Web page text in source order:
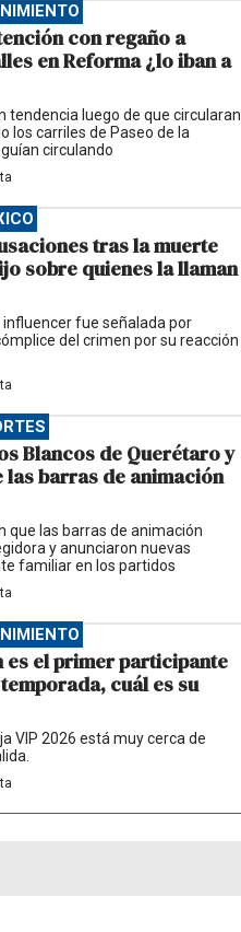
con regaño a
en Reforma ¿lo iban a
tendencia luego de que circularan
los carriles de Paseo de la
circulando
tras la muerte
sobre quienes la llaman
influencer fue señalada por
del crimen por su reacción
Blancos de Querétaro y
barras de animación
que las barras de animación
y anunciaron nuevas
familiar en los partidos
es el primer participante
cuál es su
VIP 2026 está muy cerca de